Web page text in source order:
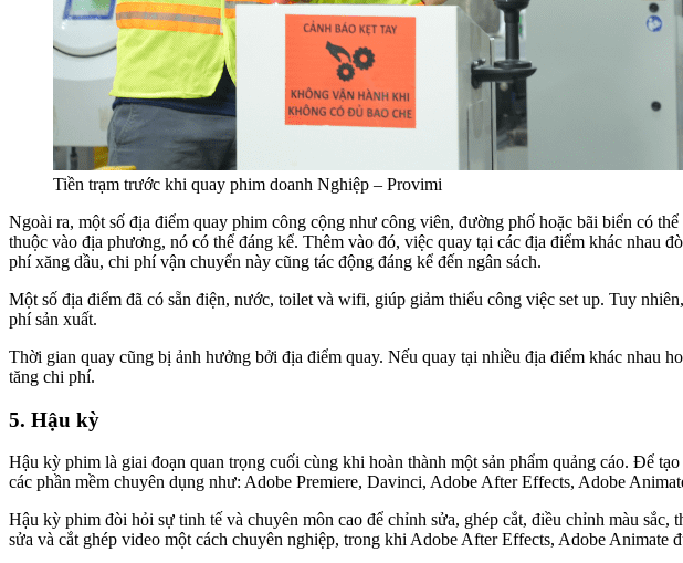
Tiền trạm trước khi quay phim doanh Nghiệp – Provimi
Ngoài ra, một số địa điểm quay phim công cộng như công viên, đường phố hoặc bãi biển có
thuộc vào địa phương, nó có thể đáng kể. Thêm vào đó, việc quay tại các địa điểm khác nhau
phí xăng dầu, chi phí vận chuyển này cũng tác động đáng kể đến ngân sách.
Một số địa điểm đã có sẵn điện, nước, toilet và wifi, giúp giảm thiểu công việc set up. Tuy
phí sản xuất.
Thời gian quay cũng bị ảnh hưởng bởi địa điểm quay. Nếu quay tại nhiều địa điểm khác nhau
tăng chi phí.
5. Hậu kỳ
Hậu kỳ phim là giai đoạn quan trọng cuối cùng khi hoàn thành một sản phẩm quảng cáo. Để
các phần mềm chuyên dụng như: Adobe Premiere, Davinci, Adobe After Effects, Adobe
Hậu kỳ phim đòi hỏi sự tinh tế và chuyên môn cao để chỉnh sửa, ghép cắt, điều chỉnh màu
sửa và cắt ghép video một cách chuyên nghiệp, trong khi Adobe After Effects, Adobe Animate